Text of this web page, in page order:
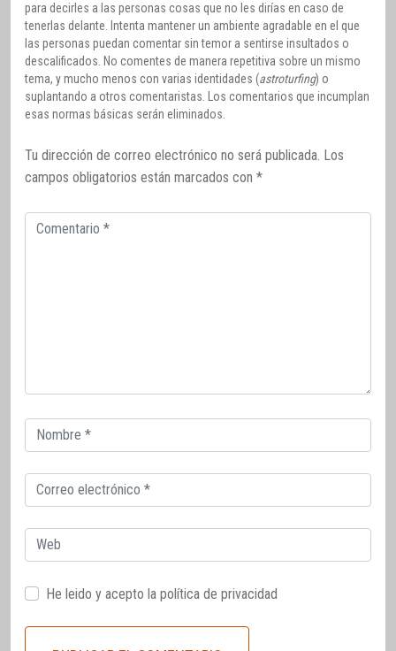
para decirles a las personas cosas que no les dirías en caso de
tenerlas delante. Intenta mantener un ambiente agradable en el que
las personas puedan comentar sin temor a sentirse insultados o
descalificados. No comentes de manera repetitiva sobre un mismo
tema, y mucho menos con varias identidades (astroturfing) o
suplantando a otros comentaristas. Los comentarios que incumplan
esas normas básicas serán eliminados.
Tu dirección de correo electrónico no será publicada. Los
campos obligatorios están marcados con *
Comentario
Correo
electrónico
Correo
electrónico
Web
He leido y acepto la política de privacidad